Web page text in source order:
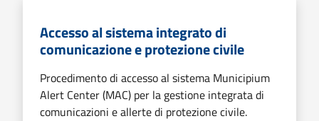
Accesso al sistema integrato di
comunicazione e protezione civile
Procedimento di accesso al sistema Municipium
Alert Center (MAC) per la gestione integrata di
comunicazioni e allerte di protezione civile.